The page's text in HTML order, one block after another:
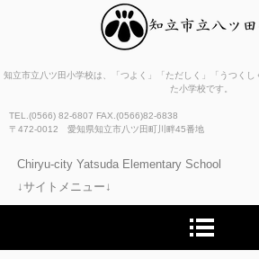
知立市立八ツ田
知立市立八ツ田小学校は、「つよく」「ただしく」「うつくし
た小学校です。
TEL.(0566) 82-6807 FAX.(0566)82-6838
〒472-0012 愛知県知立市八ツ田町川畔45番地
Chiryu-city Yatsuda Elementary School
↓サイトメニュー↓